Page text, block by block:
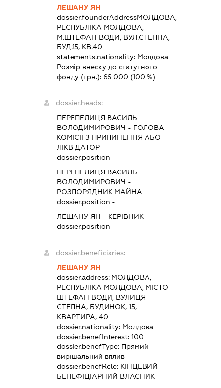
ЛЕШАНУ ЯН
dossier.founderAddressМОЛДОВА,
РЕСПУБЛІКА МОЛДОВА,
М.ШТЕФАН ВОДИ, ВУЛ.СТЕПНА,
БУД.15, КВ.40
statements.nationality: Молдова
Розмір внеску до статутного
фонду (грн.): 65 000 (100 %)
dossier.heads:
ПЕРЕПЕЛИЦЯ ВАСИЛЬ
ВОЛОДИМИРОВИЧ - ГОЛОВА
КОМІСІЇ З ПРИПИНЕННЯ АБО
ЛІКВІДАТОР
dossier.position -
ПЕРЕПЕЛИЦЯ ВАСИЛЬ
ВОЛОДИМИРОВИЧ -
РОЗПОРЯДНИК МАЙНА
dossier.position -
ЛЕШАНУ ЯН - КЕРІВНИК
dossier.position -
dossier.beneficiaries:
ЛЕШАНУ ЯН
dossier.address: МОЛДОВА,
РЕСПУБЛІКА МОЛДОВА, МІСТО
ШТЕФАН ВОДИ, ВУЛИЦЯ
СТЕПНА, БУДИНОК, 15,
КВАРТИРА, 40
dossier.nationality: Молдова
dossier.benefInterest: 100
dossier.benefType: Прямий
вирішальний вплив
dossier.benefRole: КІНЦЕВИЙ
БЕНЕФІЦІАРНИЙ ВЛАСНИК